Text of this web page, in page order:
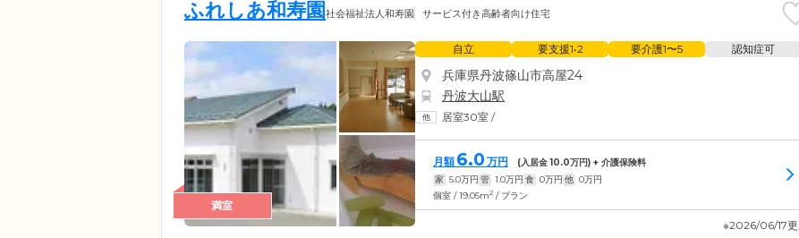
ふれしあ和寿園 社会福祉法人和寿園 サービス付き高齢者向け住宅
満室
自立 要支援1•2 要介護1〜5 認知症可
兵庫県丹波篠山市高屋24
丹波大山駅
居室30室 /
月額 6.0 万円 (入居金10.0万円) + 介護保険料
家 5.0万円 管 1.0万円 食 0万円 他 0万円
個室 / 19.05m2 / プラン
※2026/06/17